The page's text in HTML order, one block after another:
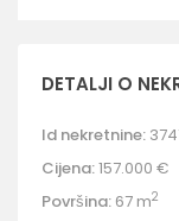
DETALJI O
Id nekretnine:
Cijena:157.000 €
Površina: 67 m2